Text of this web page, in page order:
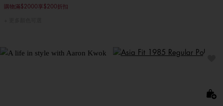
購物滿$2000享$200折扣